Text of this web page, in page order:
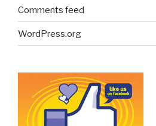
Comments feed
WordPress.org